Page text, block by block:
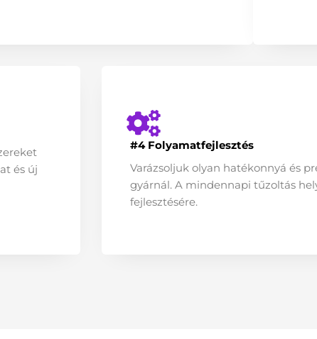
és új
#4 Folyamatfejlesztés
Varázsoljuk olyan hatékonnyá és
gyárnál. A mindennapi tűzoltás
fejlesztésére.